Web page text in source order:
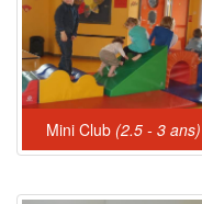
Mini Club (2.5 - 3 ans)